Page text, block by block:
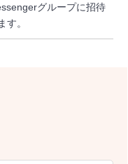
グループに招待
す。